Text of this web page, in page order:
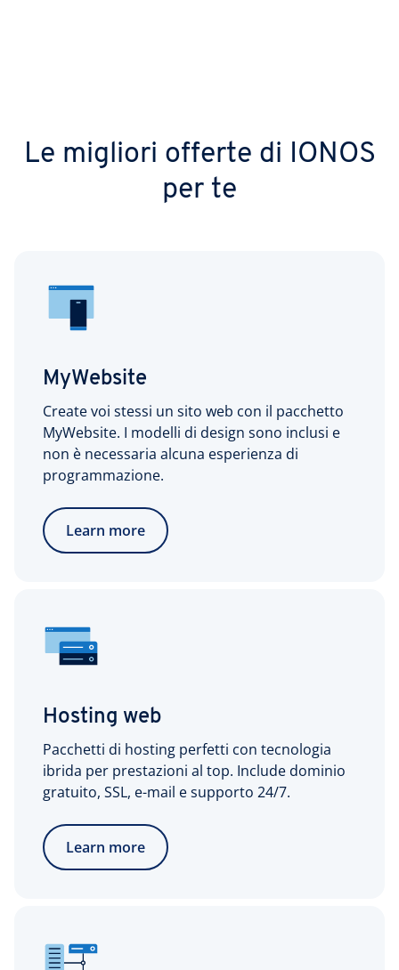
Le migliori offerte di IONOS
per te
MyWebsite
Create voi stessi un sito web con il pacchetto
MyWebsite. I modelli di design sono inclusi e
non è necessaria alcuna esperienza di
programmazione.
Learn more
Hosting web
Pacchetti di hosting perfetti con tecnologia
ibrida per prestazioni al top. Include dominio
gratuito, SSL, e-mail e supporto 24/7.
Learn more